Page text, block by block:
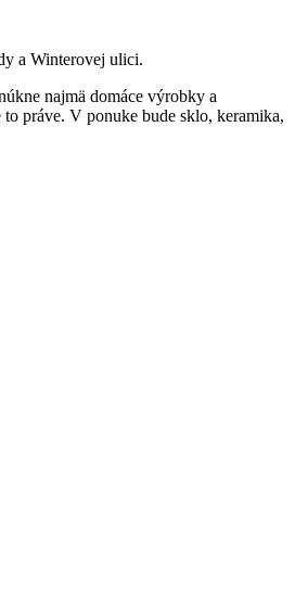
a Winterovej ulici.
najmä domáce výrobky a
práve. V ponuke bude sklo, keramika,